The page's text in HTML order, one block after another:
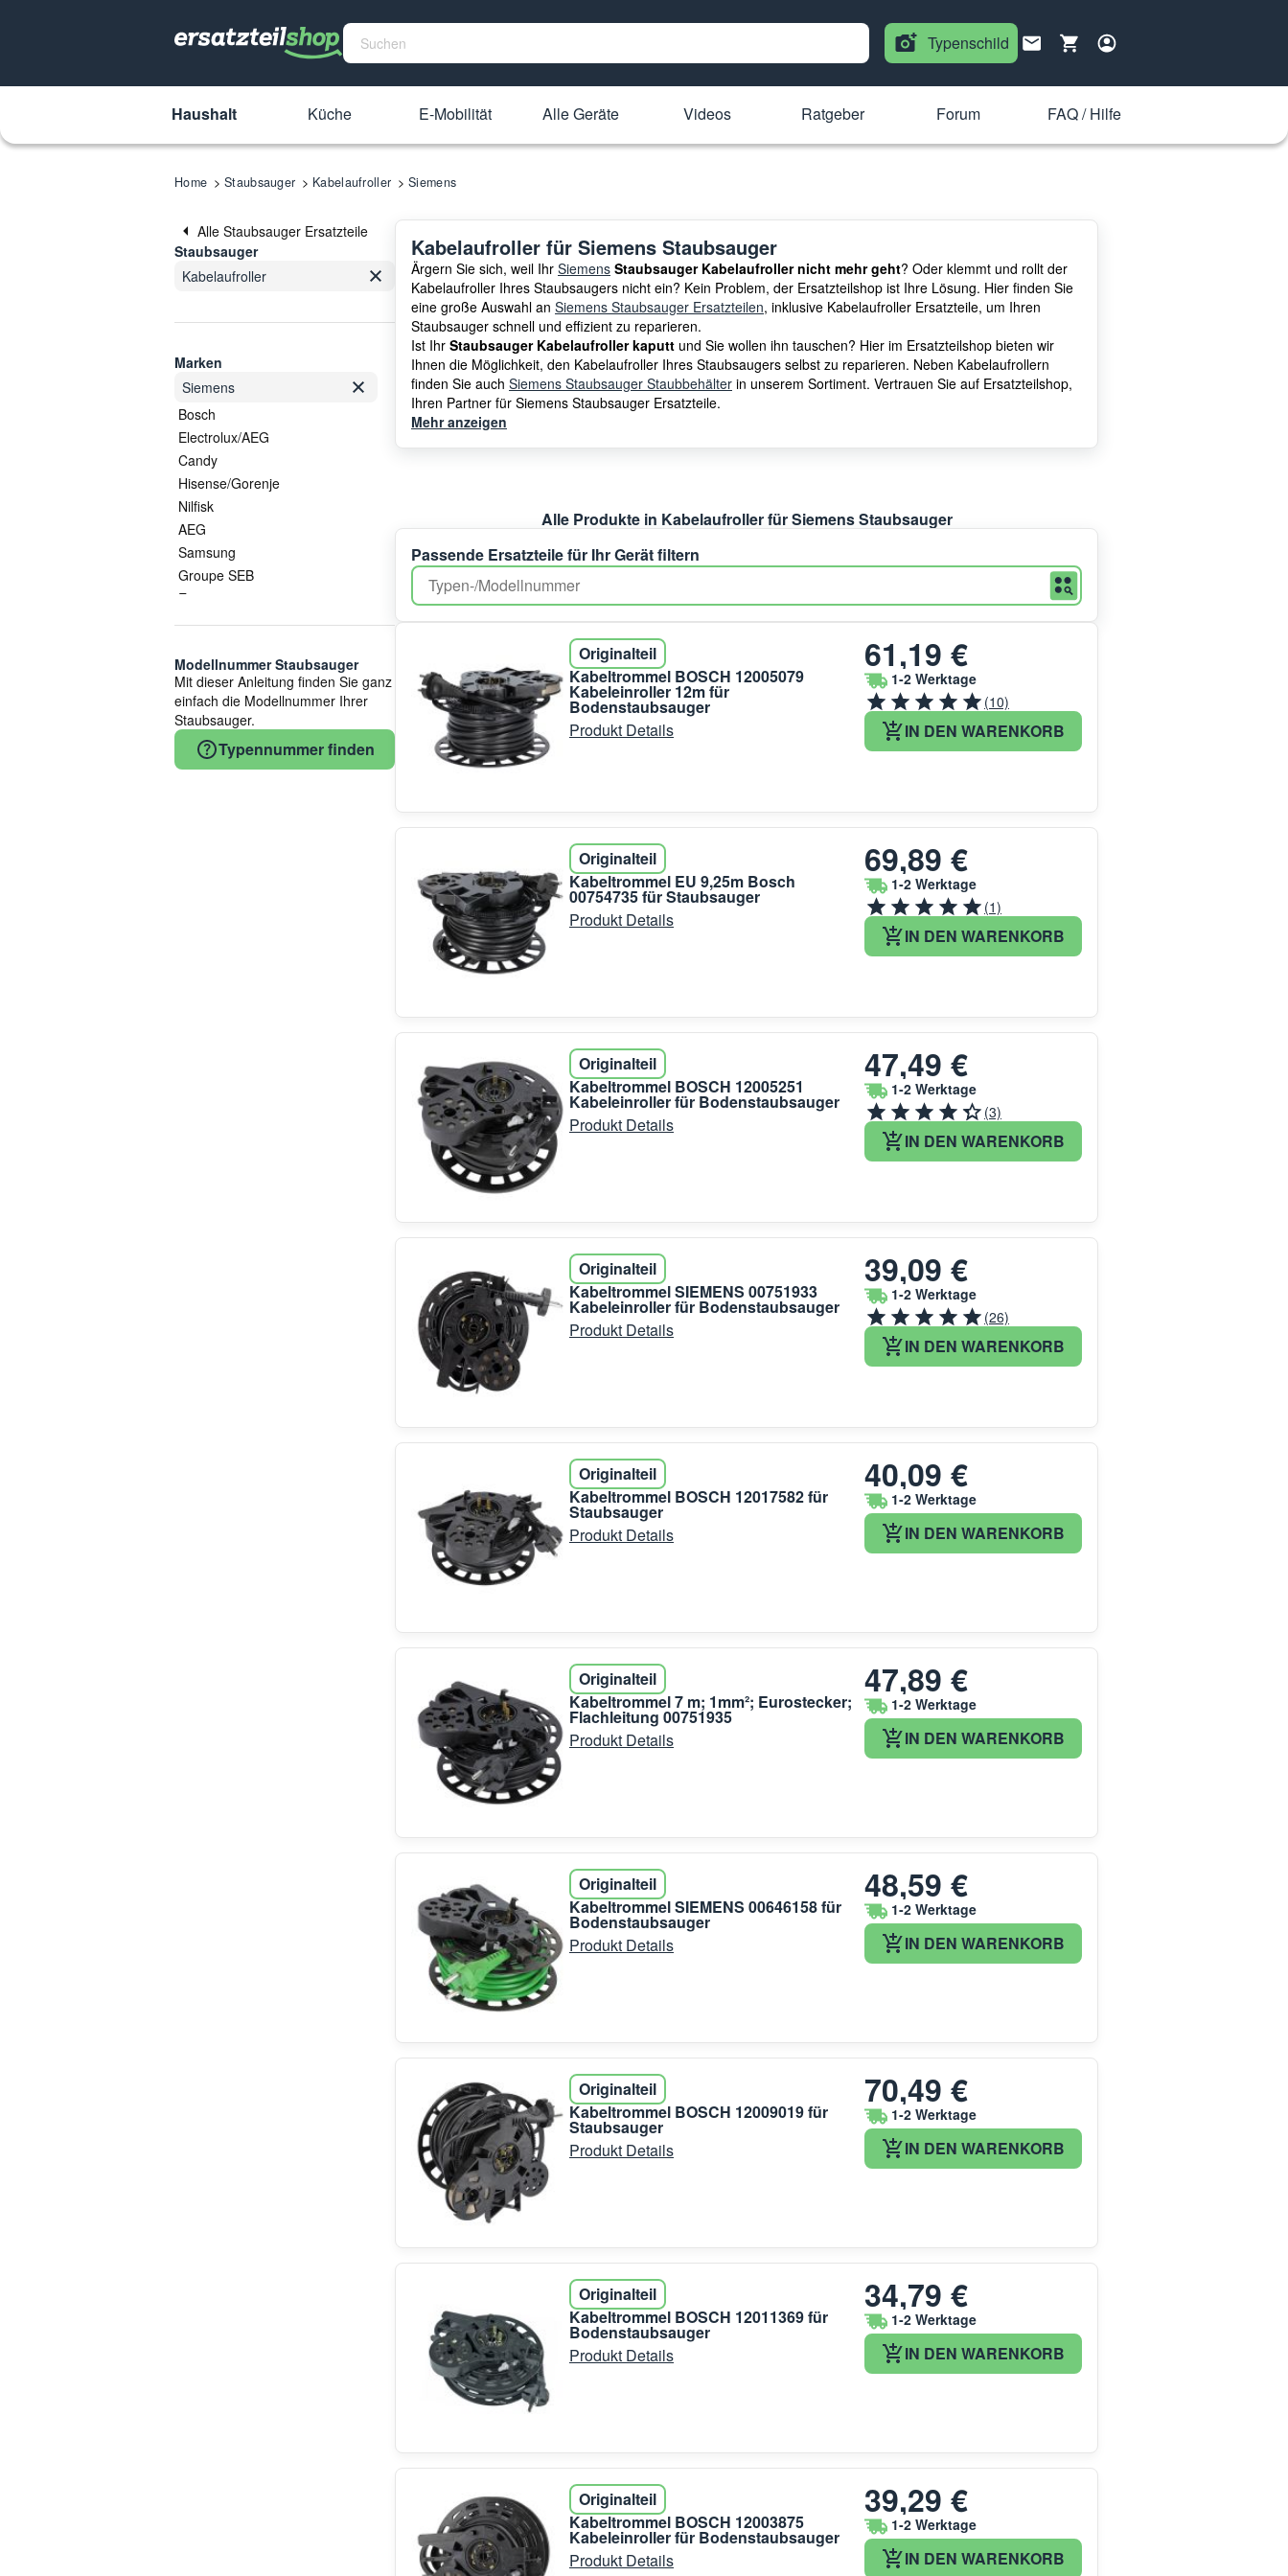
Typenschild
Haushalt Küche E-Mobilität Alle Geräte Videos Ratgeber Forum FAQ / Hilfe
Home Staubsauger Kabelaufroller Siemens
Alle Staubsauger Ersatzteile
Staubsauger
Kabelaufroller
Marken
Siemens
Bosch
Electrolux/AEG
Candy
Hisense/Gorenje
Nilfisk
AEG
Samsung
Groupe SEB
Ecovacs
Philips
Modellnummer Staubsauger
Mit dieser Anleitung finden Sie ganz
einfach die Modellnummer Ihrer
Staubsauger.
Typennummer finden
Kabelaufroller für Siemens Staubsauger
Ärgern Sie sich, weil Ihr Siemens Staubsauger Kabelaufroller nicht mehr geht? Oder klemmt und rollt der
Kabelaufroller Ihres Staubsaugers nicht ein? Kein Problem, der Ersatzteilshop ist Ihre Lösung. Hier finden Sie
eine große Auswahl an Siemens Staubsauger Ersatzteilen, inklusive Kabelaufroller Ersatzteile, um Ihren
Staubsauger schnell und effizient zu reparieren.
Ist Ihr Staubsauger Kabelaufroller kaputt und Sie wollen ihn tauschen? Hier im Ersatzteilshop bieten wir
Ihnen die Möglichkeit, den Kabelaufroller Ihres Staubsaugers selbst zu reparieren. Neben Kabelaufrollern
finden Sie auch Siemens Staubsauger Staubbehälter in unserem Sortiment. Vertrauen Sie auf Ersatzteilshop,
Ihren Partner für Siemens Staubsauger Ersatzteile.
Mehr anzeigen
Alle Produkte in Kabelaufroller für Siemens Staubsauger
Passende Ersatzteile für Ihr Gerät filtern
Originalteil
Kabeltrommel BOSCH 12005079
Kabeleinroller 12m für
Bodenstaubsauger
Produkt Details
61,19 €
1-2 Werktage
(10)
IN DEN WARENKORB
Originalteil
Kabeltrommel EU 9,25m Bosch
00754735 für Staubsauger
Produkt Details
69,89 €
1-2 Werktage
(1)
IN DEN WARENKORB
Originalteil
Kabeltrommel BOSCH 12005251
Kabeleinroller für Bodenstaubsauger
Produkt Details
47,49 €
1-2 Werktage
(3)
IN DEN WARENKORB
Originalteil
Kabeltrommel SIEMENS 00751933
Kabeleinroller für Bodenstaubsauger
Produkt Details
39,09 €
1-2 Werktage
(26)
IN DEN WARENKORB
Originalteil
Kabeltrommel BOSCH 12017582 für
Staubsauger
Produkt Details
40,09 €
1-2 Werktage
IN DEN WARENKORB
Originalteil
Kabeltrommel 7 m; 1mm²; Eurostecker;
Flachleitung 00751935
Produkt Details
47,89 €
1-2 Werktage
IN DEN WARENKORB
Originalteil
Kabeltrommel SIEMENS 00646158 für
Bodenstaubsauger
Produkt Details
48,59 €
1-2 Werktage
IN DEN WARENKORB
Originalteil
Kabeltrommel BOSCH 12009019 für
Staubsauger
Produkt Details
70,49 €
1-2 Werktage
IN DEN WARENKORB
Originalteil
Kabeltrommel BOSCH 12011369 für
Bodenstaubsauger
Produkt Details
34,79 €
1-2 Werktage
IN DEN WARENKORB
Originalteil
Kabeltrommel BOSCH 12003875
Kabeleinroller für Bodenstaubsauger
Produkt Details
39,29 €
1-2 Werktage
IN DEN WARENKORB